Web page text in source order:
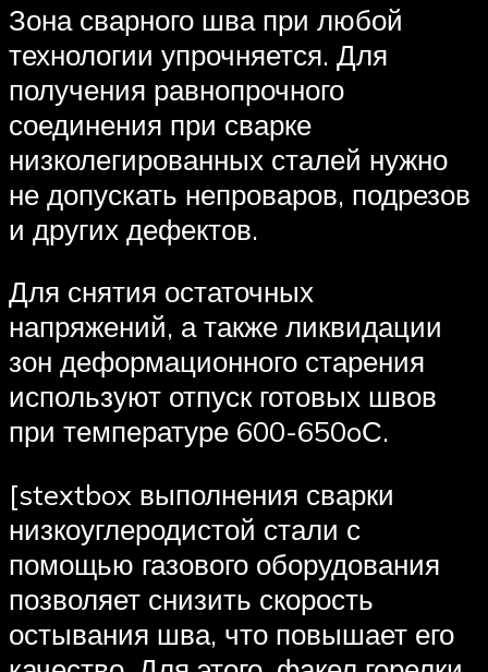
Зона сварного шва при любой
технологии упрочняется. Для
получения равнопрочного
соединения при сварке
низколегированных сталей нужно
не допускать непроваров, подрезов
и других дефектов.
Для снятия остаточных
напряжений, а также ликвидации
зон деформационного старения
используют отпуск готовых швов
при температуре 600-650oС.
[stextbox выполнения сварки
низкоуглеродистой стали с
помощью газового оборудования
позволяет снизить скорость
остывания шва, что повышает его